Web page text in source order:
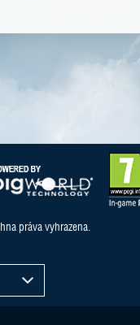
práva vyhrazena.